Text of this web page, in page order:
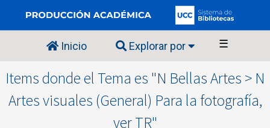
Inicio Explorar por ☰
Items donde el Tema es "N Bellas Artes > N
Artes visuales (General) Para la fotografía,
ver TR"